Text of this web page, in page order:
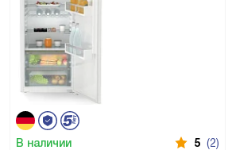
В наличии 5 (2)